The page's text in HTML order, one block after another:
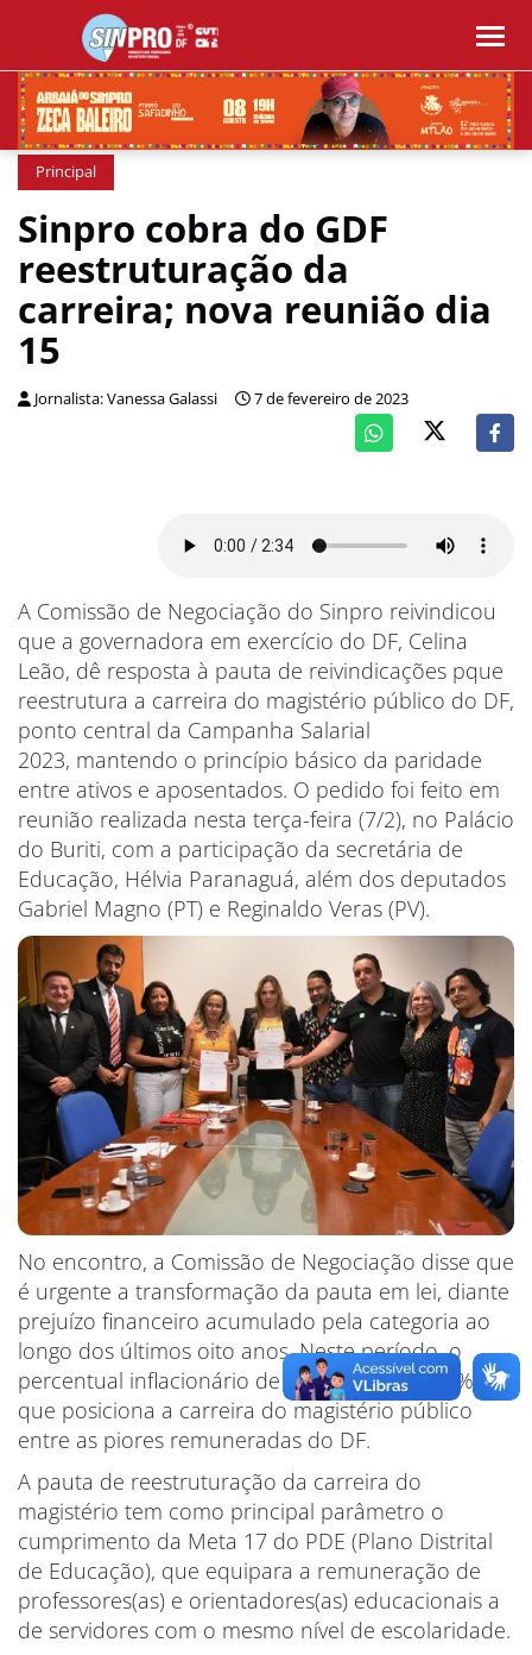
Principal
Sinpro cobra do GDF
reestruturação da
carreira; nova reunião dia
15
Jornalista: Vanessa Galassi 7 de fevereiro de 2023
A Comissão de Negociação do Sinpro reivindicou
que a governadora em exercício do DF, Celina
Leão, dê resposta à pauta de reivindicações pque
reestrutura a carreira do magistério público do DF,
ponto central da Campanha Salarial
2023, mantendo o princípio básico da paridade
entre ativos e aposentados. O pedido foi feito em
reunião realizada nesta terça-feira (7/2), no Palácio
do Buriti, com a participação da secretária de
Educação, Hélvia Paranaguá, além dos deputados
Gabriel Magno (PT) e Reginaldo Veras (PV).
No encontro, a Comissão de Negociação disse que
é urgente a transformação da pauta em lei, diante
prejuízo financeiro acumulado pela categoria ao
longo dos últimos oito anos. Neste período, o
percentual inflacionário de perda chega a 47%, o
que posiciona a carreira do magistério público
entre as piores remuneradas do DF.
A pauta de reestruturação da carreira do
magistério tem como principal parâmetro o
cumprimento da Meta 17 do PDE (Plano Distrital
de Educação), que equipara a remuneração de
professores(as) e orientadores(as) educacionais a
de servidores com o mesmo nível de escolaridade.